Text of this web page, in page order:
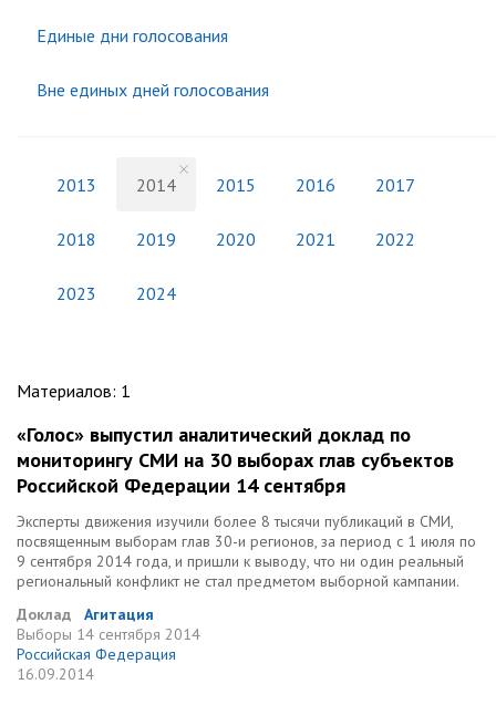
Единые дни голосования
Вне единых дней голосования
2013 2014 2015 2016 2017
2018 2019 2020 2021 2022
2023 2024
Материалов: 1
«Голос» выпустил аналитический доклад по
мониторингу СМИ на 30 выборах глав субъектов
Российской Федерации 14 сентября
Эксперты движения изучили более 8 тысячи публикаций в СМИ,
посвященным выборам глав 30-и регионов, за период с 1 июля по
9 сентября 2014 года, и пришли к выводу, что ни один реальный
региональный конфликт не стал предметом выборной кампании.
Доклад
Агитация
Выборы 14 сентября 2014
Российская Федерация
16.09.2014